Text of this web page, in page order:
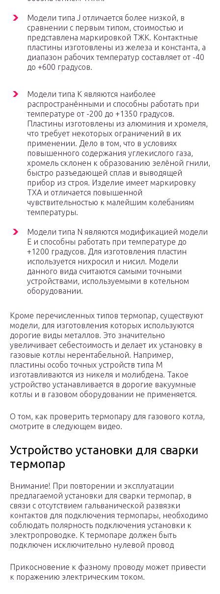
Модели типа J отличается более низкой, в
сравнении с первым типом, стоимостью и
представлена маркировкой ТЖК. Контактные
пластины изготовлены из железа и константа, а
диапазон рабочих температур составляет от -40
до +600 градусов.
Модели типа К являются наиболее
распространёнными и способны работать при
температуре от -200 до +1350 градусов.
Пластины изготовлены из алюминия и хромеля,
что требует некоторых ограничений в их
применении. Дело в том, что в условиях
повышенного содержания углекислого газа,
хромель склонен к образованию зелёной гнили,
быстро разъедающей сплав и выводящей
прибор из строя. Изделие имеет маркировку
ТХА и отличается повышенной
чувствительностью к малейшим колебаниям
температуры.
Модели типа N являются модификацией модели
Е и способны работать при температуре до
+1200 градусов. Для изготовления пластин
используется нихросил и нисил. Модели
данного вида считаются самыми точными
устройствами, используемыми в котельном
оборудовании.
Кроме перечисленных типов термопар, существуют
модели, для изготовления которых используются
дорогие виды металлов. Это значительно
увеличивает себестоимость и делает их установку в
газовые котлы нерентабельной. Например,
пластины особо точных устройств типа М
изготавливаются из никеля и молибдена. Такое
устройство устанавливается в дорогие вакуумные
котлы и в газовом оборудовании не применяется.
О том, как проверить термопару для газового котла,
смотрите в следующем видео.
Устройство установки для сварки
термопар
Внимание! При повторении и эксплуатации
предлагаемой установки для сварки термопар, в
связи с отсутствием гальванической развязки
контактов для подключения термопары, необходимо
соблюдать полярность подключения установки к
электропроводке. К термопаре должен быть
подключен исключительно нулевой провод
Прикосновение к фазному проводу может привести
к поражению электрическим током.